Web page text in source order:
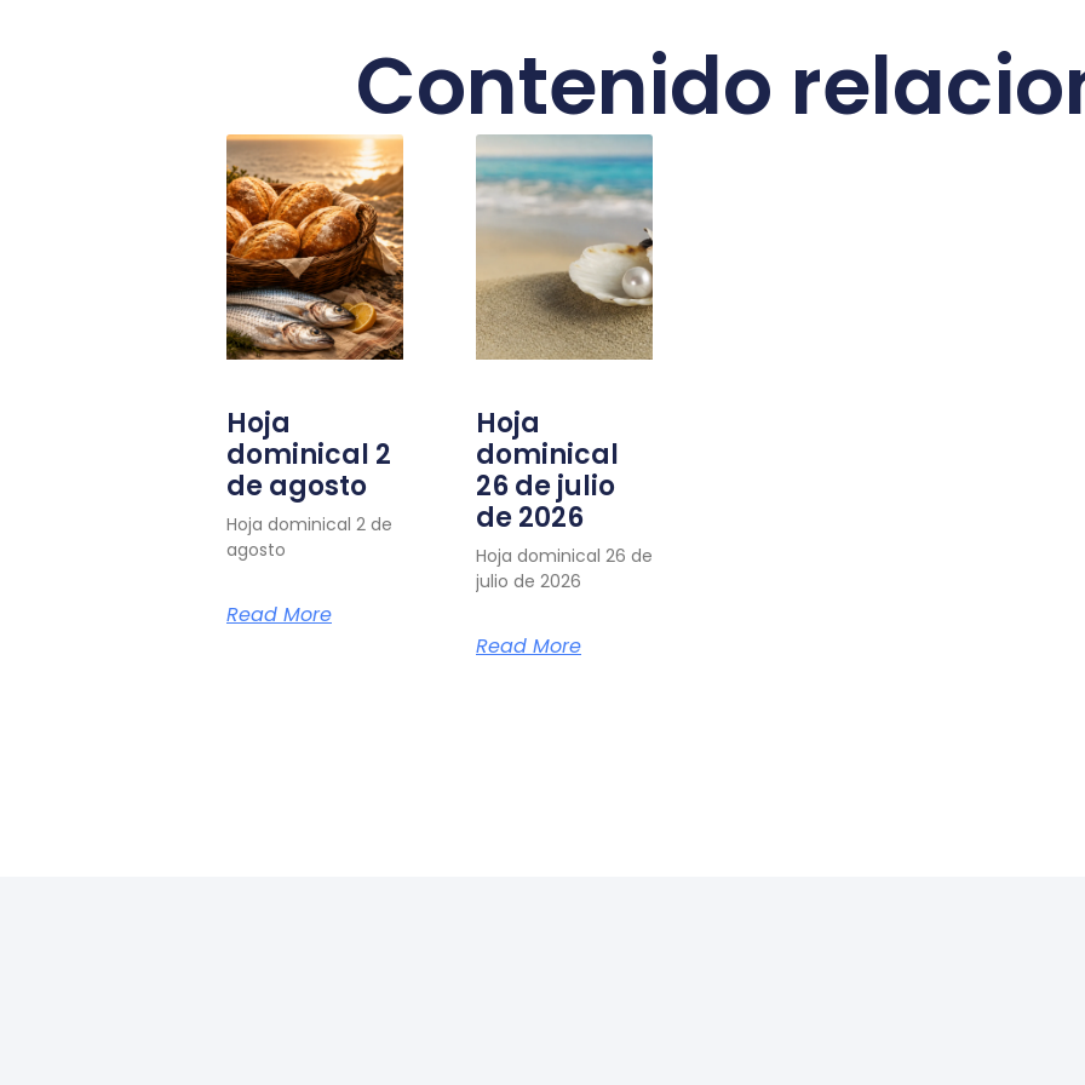
Contenido
Hoja
dominical 2
de agosto
Hoja dominical 2 de
agosto
Read More
Hoja
dominical
26 de julio
de 2026
Hoja dominical 26 de
julio de 2026
Read More